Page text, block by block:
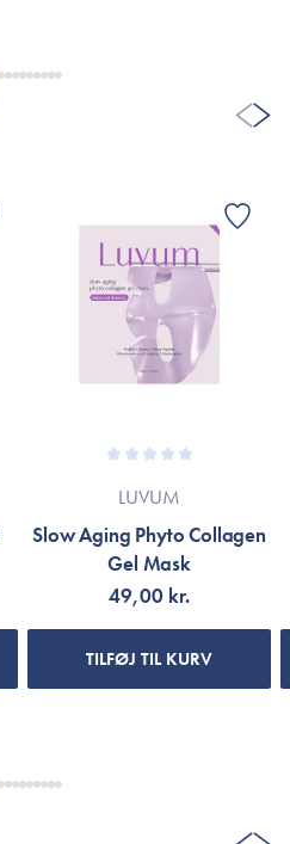
LUVUM
Slow Aging Phyto Collagen
Gel Mask
49,00 kr.
TILFØJ TIL KURV